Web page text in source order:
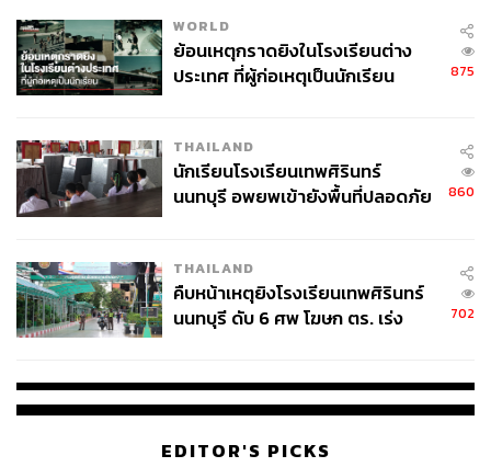
WORLD
ย้อนเหตุกราดยิงในโรงเรียนต่าง
ประเทศ ที่ผู้ก่อเหตุเป็นนักเรียน
875
THAILAND
นักเรียนโรงเรียนเทพศิรินทร์
นนทบุรี อพยพเข้ายังพื้นที่ปลอดภัย
860
THAILAND
คืบหน้าเหตุยิงโรงเรียนเทพศิรินทร์
นนทบุรี ดับ 6 ศพ โฆษก ตร. เร่ง
702
EDITOR'S PICKS